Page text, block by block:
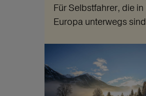
Für Selbstfahrer, die in
Europa unterwegs sind